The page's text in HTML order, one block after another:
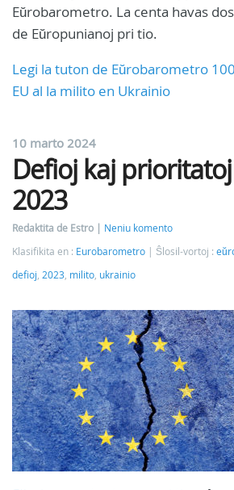
Eŭrobarometro. La centa havas
de Eŭropunianoj pri tio.
Legi la tuton de Eŭrobarometro
EU al la milito en Ukrainio
10 marto 2024
Defioj kaj
2023
Redaktita de Estro
Neniu komento
Klasifikita en : Eurobarometro Ŝlosil-vortoj :
defioj 2023 milito ukrainio